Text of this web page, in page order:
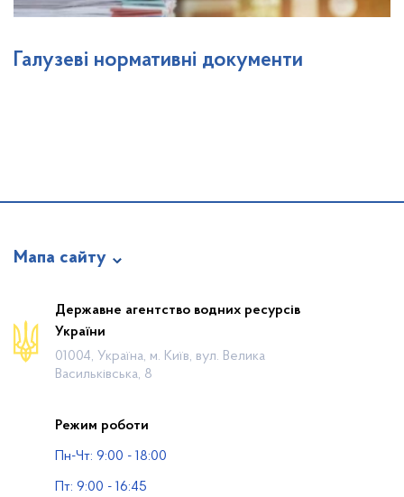
Галузеві нормативні документи
Мапа сайту
Про відомство
Діяльність
Громадянам
Публічна інформація
Водогосподарські організації
Державне агентство водних ресурсів
України
01004, Україна, м. Київ, вул. Велика
Васильківська, 8
Режим роботи
Пн-Чт: 9:00 - 18:00
Пт: 9:00 - 16:45